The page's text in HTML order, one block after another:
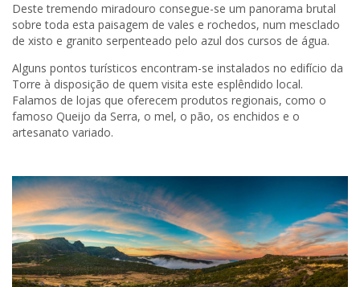
Deste tremendo miradouro consegue-se um panorama brutal
sobre toda esta paisagem de vales e rochedos, num mesclado
de xisto e granito serpenteado pelo azul dos cursos de água.
Alguns pontos turísticos encontram-se instalados no edifício da
Torre à disposição de quem visita este esplêndido local.
Falamos de lojas que oferecem produtos regionais, como o
famoso Queijo da Serra, o mel, o pão, os enchidos e o
artesanato variado.